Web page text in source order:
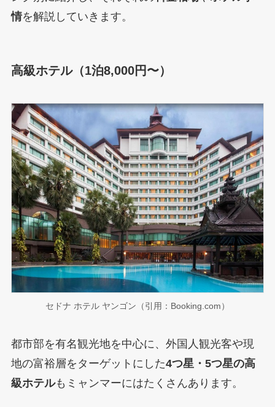
情を解説していきます。
高級ホテル（1泊8,000円〜）
セドナ ホテル ヤンゴン（引用：Booking.com）
都市部を有名観光地を中心に、外国人観光客や現
地の富裕層をターゲットにした4つ星・5つ星の高
級ホテルもミャンマーにはたくさんあります。